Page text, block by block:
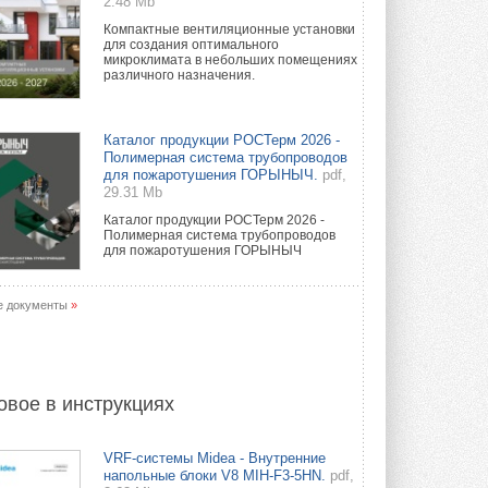
Компактные вентиляционные установки
для создания оптимального
микроклимата в небольших помещениях
различного назначения.
Каталог продукции РОСТерм 2026 -
Полимерная система трубопроводов
для пожаротушения ГОРЫНЫЧ.
pdf,
29.31 Mb
Каталог продукции РОСТерм 2026 -
Полимерная система трубопроводов
для пожаротушения ГОРЫНЫЧ
документы »
в инструкциях
VRF-системы Midea - Внутренние
напольные блоки V8 MIH-F3-5HN. pdf,